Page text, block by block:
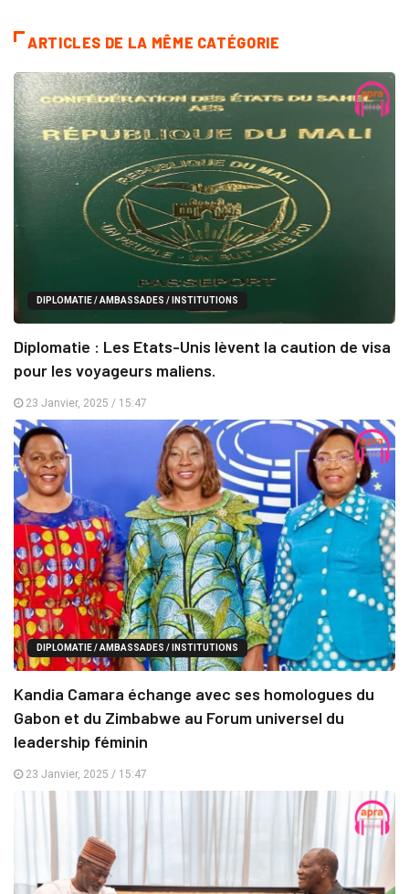
ARTICLES DE LA MÊME CATÉGORIE
DIPLOMATIE / AMBASSADES / INSTITUTIONS
Diplomatie : Les Etats-Unis lèvent la caution de visa
pour les voyageurs maliens.
23 Janvier, 2025 / 15:47
DIPLOMATIE / AMBASSADES / INSTITUTIONS
Kandia Camara échange avec ses homologues du
Gabon et du Zimbabwe au Forum universel du
leadership féminin
23 Janvier, 2025 / 15:47